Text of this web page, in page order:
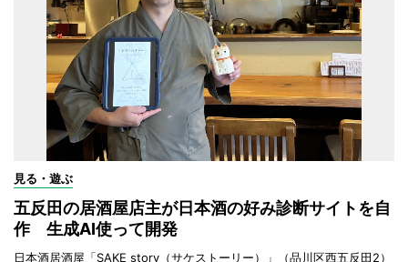
見る・遊ぶ
五反田の居酒屋店主が日本酒の好み診断サイトを自
作 生成AI使って開発
日本酒居酒屋「SAKE story（サケストーリー）」（品川区西五反田2）